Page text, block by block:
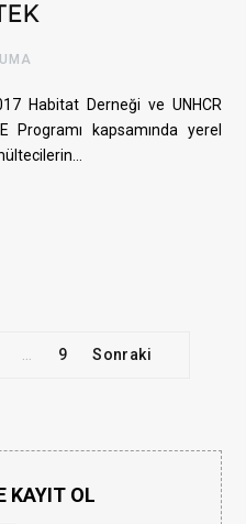
Habitat Derneği ve UNHCR
Programı kapsamında yerel
… 9 Sonraki
KAYIT OL